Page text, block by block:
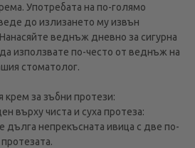
Употребата на по-голямо
до излизането му извън
веднъж дневно за сигурна
използвате по-често от веднъж на
стоматолог.
за зъбни протези:
върху чиста и суха протеза:
дълга непрекъсната ивица с две по-